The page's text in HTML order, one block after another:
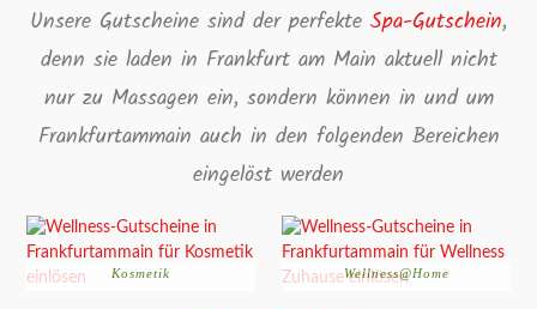
Unsere Gutscheine sind der perfekte Spa-Gutschein,
denn sie laden in Frankfurt am Main aktuell nicht
nur zu Massagen ein, sondern können in und um
Frankfurtammain auch in den folgenden Bereichen
eingelöst werden
Kosmetik Wellness@Home